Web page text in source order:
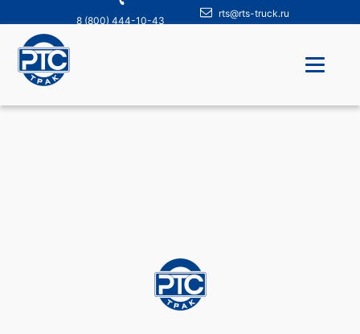
8 (800) 444-10-43
rts@rts-truck.ru